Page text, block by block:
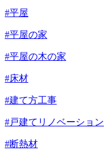
#平屋
#平屋の家
#平屋の木の家
#床材
#建て方工事
#戸建てリノベーション
#断熱材